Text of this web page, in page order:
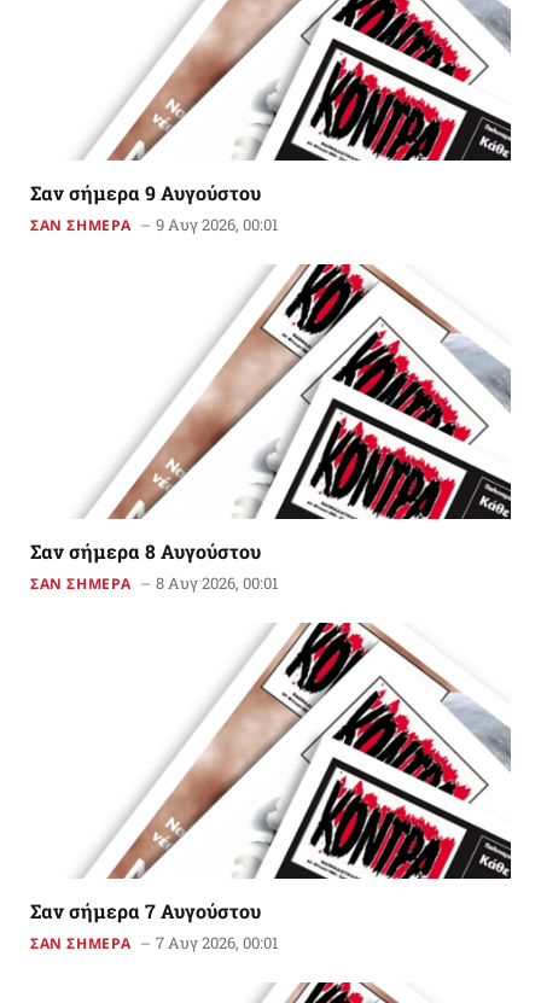
Σαν σήμερα 9 Αυγούστου
ΣΑΝ ΣΗΜΕΡΑ 9 Αυγ 2026, 00:01
Σαν σήμερα 8 Αυγούστου
ΣΑΝ ΣΗΜΕΡΑ 8 Αυγ 2026, 00:01
Σαν σήμερα 7 Αυγούστου
ΣΑΝ ΣΗΜΕΡΑ 7 Αυγ 2026, 00:01